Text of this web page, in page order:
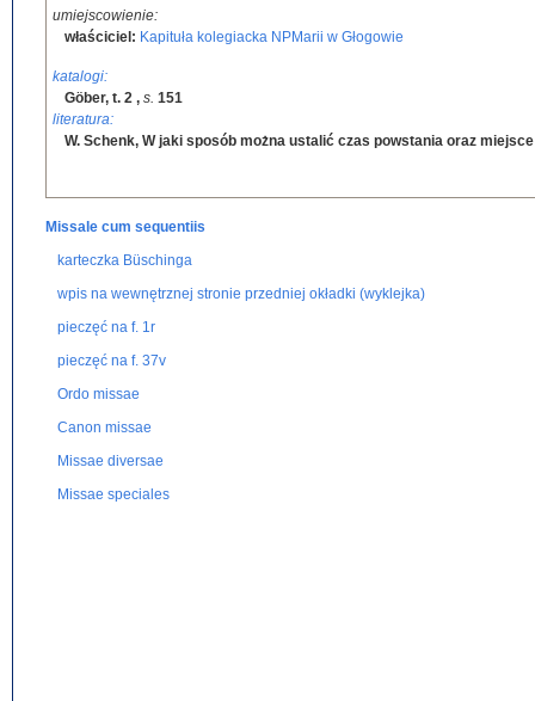
umiejscowienie:
właściciel: Kapituła kolegiacka NPMarii w Głogowie
katalogi:
Göber, t. 2 , s. 151
literatura:
W. Schenk, W jaki sposób można ustalić czas powstania oraz
Missale cum sequentiis
karteczka Büschinga
wpis na wewnętrznej stronie przedniej okładki (wyklejka)
pieczęć na f. 1r
pieczęć na f. 37v
Ordo missae
Canon missae
Missae diversae
Missae speciales